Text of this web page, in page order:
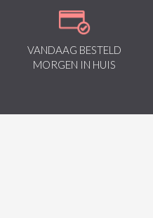
VANDAAG BESTELD
MORGEN IN HUIS